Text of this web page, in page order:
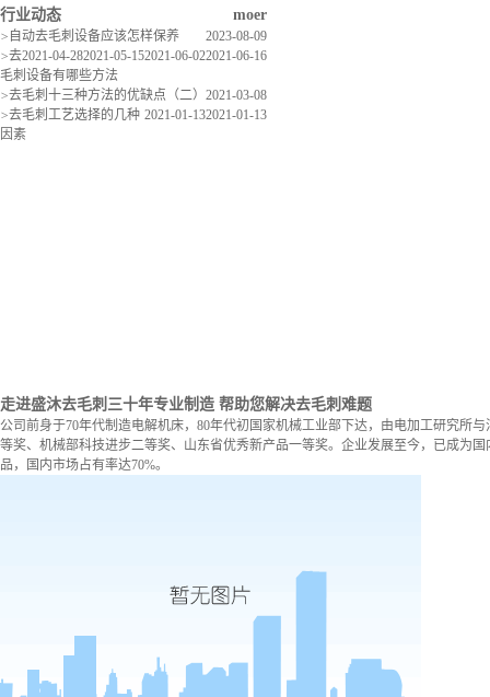
moer
行业动态
2023-08-09
> 自动去毛刺设备应该怎样保养
2021-06-16
2021-06-02
2021-05-15
2021-04-28
>去
毛刺设备有哪些方法
2021-03-08
>去毛刺十三种方法的优缺点（二）
2021-01-13
2021-01-13
>去毛刺工艺选择的几种
因素
走进盛沐去毛刺 三十年专业制造 帮助您解决去毛刺难题
公司前身于70年代制造电解机床，80年代初国家机械工业部下达，由电加工研究所
等奖、机械部科技进步二等奖、山东省优秀新产品一等奖。企业发展至今，已成为
品，国内市场占有率达70%。